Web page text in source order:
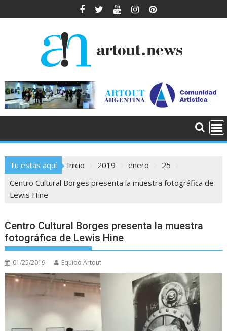
al
Tu estas aquí Inicio 2019 enero
25
Centro Cultural Borges presenta la muestra fotográfica de
Lewis Hine
Centro Cultural Borges presenta la muestra
fotográfica de Lewis Hine
01/25/2019 Equipo Artout